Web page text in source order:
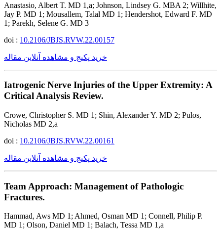
Anastasio, Albert T. MD 1,a; Johnson, Lindsey G. MBA 2; Willhite,
Jay P. MD 1; Mousallem, Talal MD 1; Hendershot, Edward F. MD
1; Parekh, Selene G. MD 3
doi : 10.2106/JBJS.RVW.22.00157
خرید پکیج و مشاهده آنلاین مقاله
Iatrogenic Nerve Injuries of the Upper Extremity: A
Critical Analysis Review.
Crowe, Christopher S. MD 1; Shin, Alexander Y. MD 2; Pulos,
Nicholas MD 2,a
doi : 10.2106/JBJS.RVW.22.00161
خرید پکیج و مشاهده آنلاین مقاله
Team Approach: Management of Pathologic
Fractures.
Hammad, Aws MD 1; Ahmed, Osman MD 1; Connell, Philip P.
MD 1; Olson, Daniel MD 1; Balach, Tessa MD 1,a